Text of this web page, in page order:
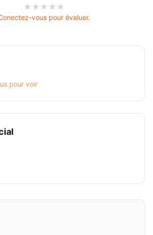
★ ★ ★ ★ ★
vous pour évaluer.
pour voir